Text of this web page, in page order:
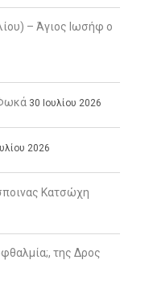
– Άγιος Ιωσήφ ο
30 Ιουλίου 2026
2026
Κατσώχη
της Δρος